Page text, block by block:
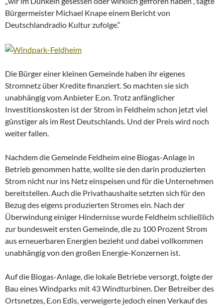
Bürgermeister Michael Knape einem Bericht von
Deutschlandradio Kultur zufolge.“
Die Bürger einer kleinen Gemeinde haben ihr eigenes
Stromnetz über Kredite finanziert. So machten sie sich
unabhängig vom Anbieter E.on. Trotz anfänglicher
Investitionskosten ist der Strom in Feldheim schon jetzt viel
günstiger als im Rest Deutschlands. Und der Preis wird noch
weiter fallen.
Nachdem die Gemeinde Feldheim eine Biogas-Anlage in
Betrieb genommen hatte, wollte sie den darin produzierten
Strom nicht nur ins Netz einspeisen und für die Unternehmen
bereitstellen. Auch die Privathaushalte setzten sich für den
Bezug des eigens produzierten Stromes ein. Nach der
Überwindung einiger Hindernisse wurde Feldheim schließlich
zur bundesweit ersten Gemeinde, die zu 100 Prozent Strom
aus erneuerbaren Energien bezieht und dabei vollkommen
unabhängig von den großen Energie-Konzernen ist.
Auf die Biogas-Anlage, die lokale Betriebe versorgt, folgte der
Bau eines Windparks mit 43 Windturbinen. Der Betreiber des
Ortsnetzes, E.on Edis, verweigerte jedoch einen Verkauf des